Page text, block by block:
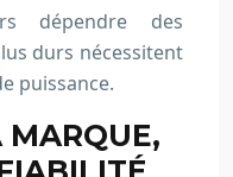
dépendre des
durs nécessitent
puissance.
MARQUE,